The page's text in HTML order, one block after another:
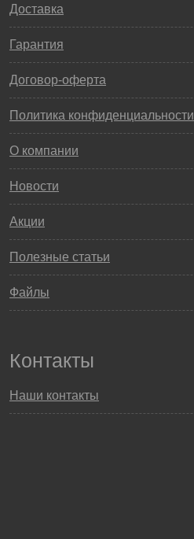
Доставка
Гарантия
Договор-оферта
Политика конфиденциальности
О компании
Новости
Акции
Полезные статьи
Файлы
Контакты
Наши контакты